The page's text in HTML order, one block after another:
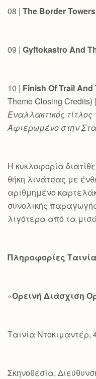
08 | The Border Towers
09 | Gyftokastro And
10 | Finish Of Trail
Theme Closing Credits)
Εναλλακτικός τίτλος
Αφιερωμένο στην
Η κυκλοφορία
θήκη λινάτσας με
αριθμημένο
συνολικής
λιγότερα από τα
Πληροφορίες
«Ορεινή Διάσχιση
Ταινία Ντοκιμαντέρ,
Σκηνοθεσία,